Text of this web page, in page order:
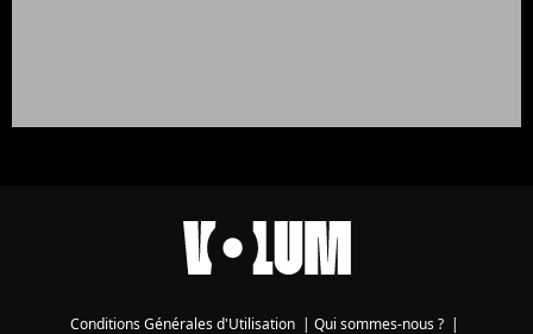
Conditions Générales d'Utilisation | Qui sommes-nous ? |